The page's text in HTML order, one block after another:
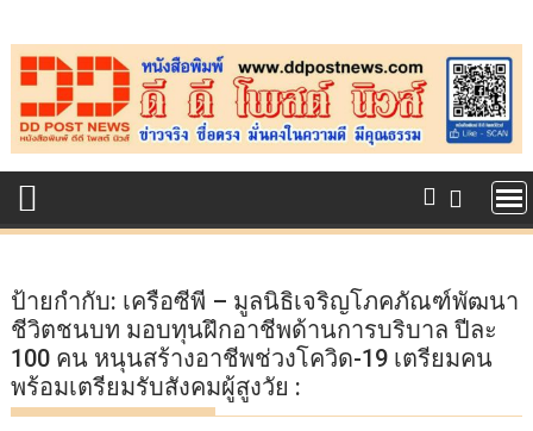
to
content
ป้ายกำกับ: เครือซีพี – มูลนิธิเจริญโภคภัณฑ์พัฒนา
ชีวิตชนบท มอบทุนฝึกอาชีพด้านการบริบาล ปีละ
100 คน หนุนสร้างอาชีพช่วงโควิด-19 เตรียมคน
พร้อมเตรียมรับสังคมผู้สูงวัย :